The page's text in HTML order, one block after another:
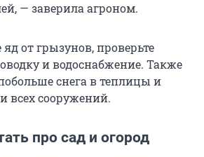
— заверила агроном.
от грызунов, проверьте
и водоснабжение. Также
снега в теплицы и
всех сооружений.
про сад и огород